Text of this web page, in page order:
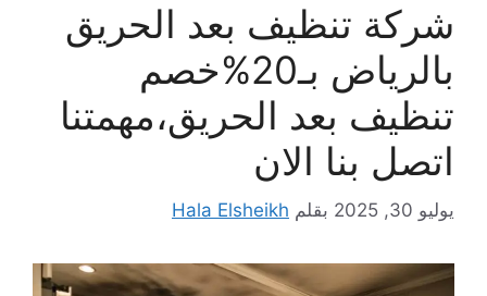
شركة تنظيف بعد الحريق
بالرياض بـ20%خصم
تنظيف بعد الحريق،مهمتنا
اتصل بنا الان
يوليو 30, 2025 بقلم Hala Elsheikh